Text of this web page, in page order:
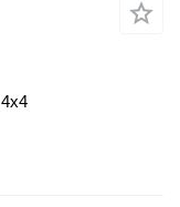
4x4